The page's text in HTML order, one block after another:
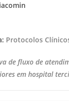
Protocolos
de fluxo de
em hospital